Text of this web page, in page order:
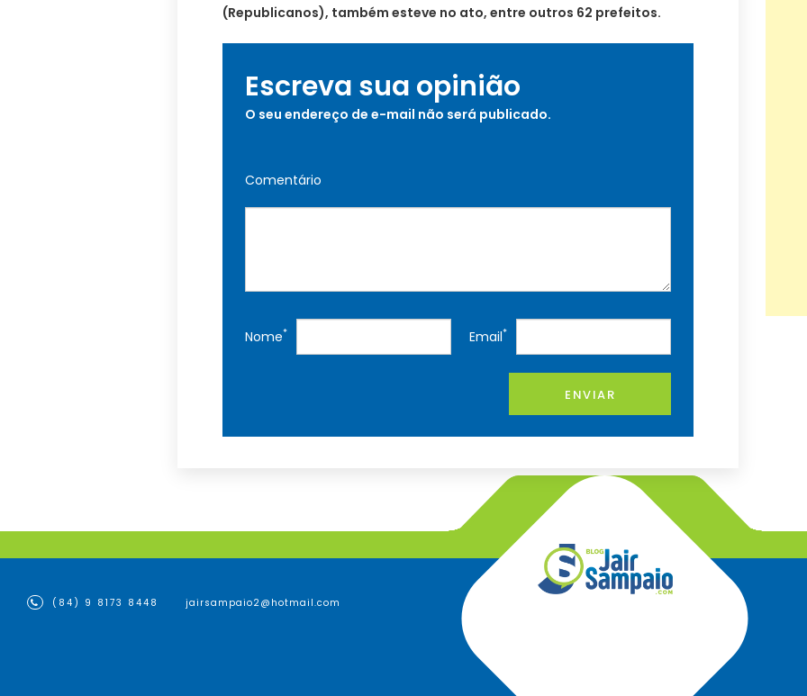
(Republicanos), também esteve no ato, entre outros 62 prefeitos.
Escreva sua opinião
O seu endereço de e-mail não será publicado.
Comentário
Nome* Email*
ENVIAR
(84) 9 8173 8448 jairsampaio2@hotmail.com